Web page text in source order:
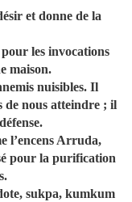
et donne de la
les invocations
maison.
nuisibles. Il
de nous atteindre ; il
l’encens Arruda,
pour la purification
sukpa, kumkum